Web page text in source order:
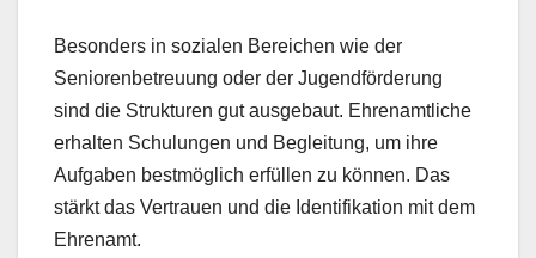
Besonders in sozialen Bereichen wie der
Seniorenbetreuung oder der Jugendförderung
sind die Strukturen gut ausgebaut. Ehrenamtliche
erhalten Schulungen und Begleitung, um ihre
Aufgaben bestmöglich erfüllen zu können. Das
stärkt das Vertrauen und die Identifikation mit dem
Ehrenamt.